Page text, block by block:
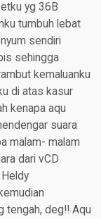
yg 36B
tumbuh lebat
sendiri
sehingga
kemaluanku
di atas kasur
kenapa aqu
suara
malam- malam
dari vCD
tengah, deg!! Aqu